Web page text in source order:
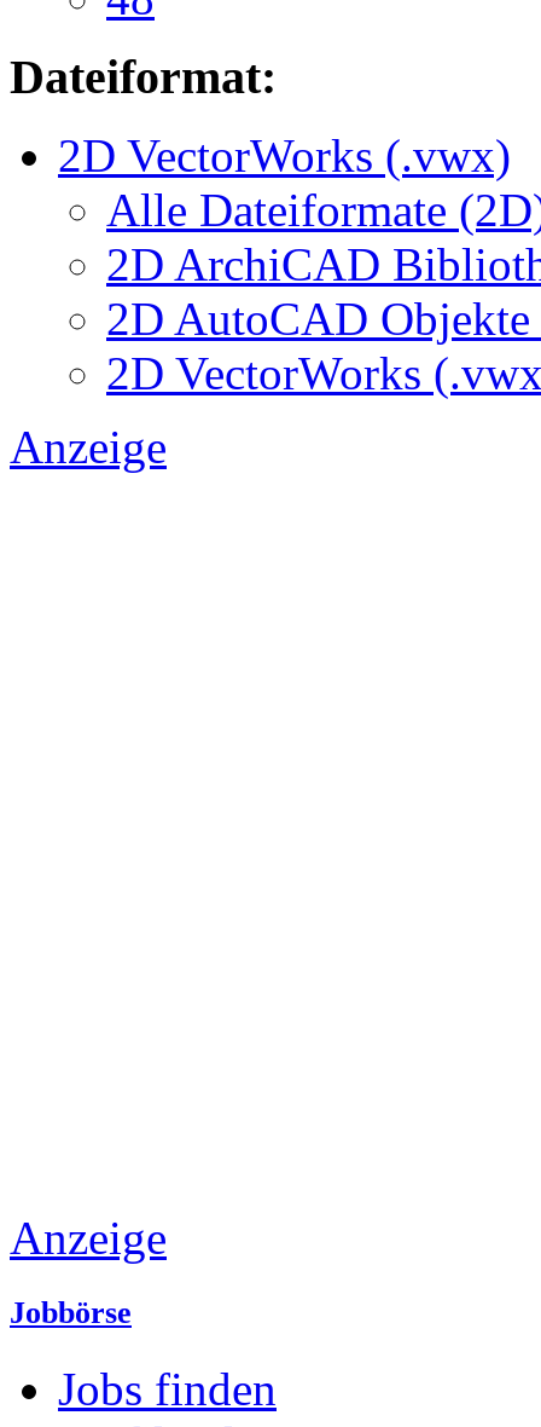
Dateiformat:
2D VectorWorks (.vwx)
Alle Dateiformate
2D ArchiCAD
2D AutoCAD
2D VectorWorks
Anzeige
Anzeige
Jobbörse
Jobs finden